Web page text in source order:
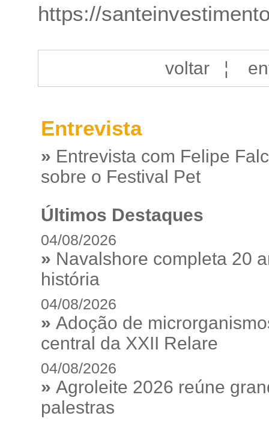
https://
voltar¦
Entrevista
» Entrevista com Felipe
sobre o Festival Pet
Últimos Destaques
04/08/2026
» Navalshore completa 20
história
04/08/2026
» Adoção de
central da XXII Relare
04/08/2026
» Agroleite 2026 reúne
palestras